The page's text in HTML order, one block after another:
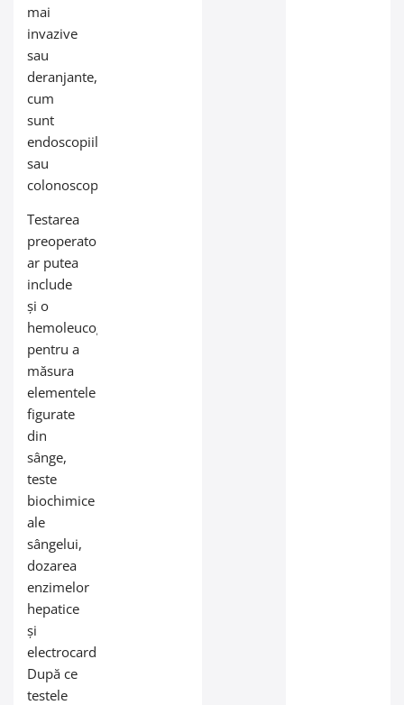
mai
invazive
sau
deranjante,
cum
sunt
endoscopiile
sau
colonoscopiile.
Testarea
preoperatorie
ar putea
include
și o
hemoleucograma,
pentru a
măsura
elementele
figurate
din
sânge,
teste
biochimice
ale
sângelui,
dozarea
enzimelor
hepatice
și
electrocardiogramă.
După ce
testele